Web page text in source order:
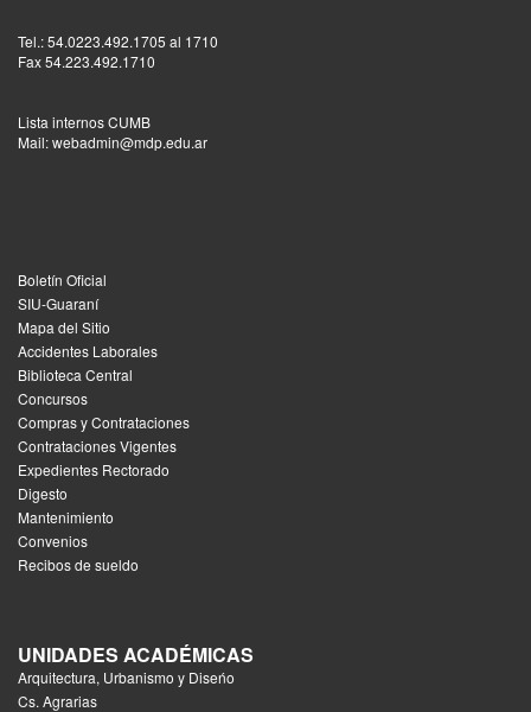
Tel.: 54.0223.492.1705 al 1710
Fax 54.223.492.1710
Lista internos CUMB
Mail: webadmin@mdp.edu.ar
Boletín Oficial
SIU-Guaraní
Mapa del Sitio
Accidentes Laborales
Biblioteca Central
Concursos
Compras y Contrataciones
Contrataciones Vigentes
Expedientes Rectorado
Digesto
Mantenimiento
Convenios
Recibos de sueldo
UNIDADES ACADÉMICAS
Arquitectura, Urbanismo y Diseńo
Cs. Agrarias